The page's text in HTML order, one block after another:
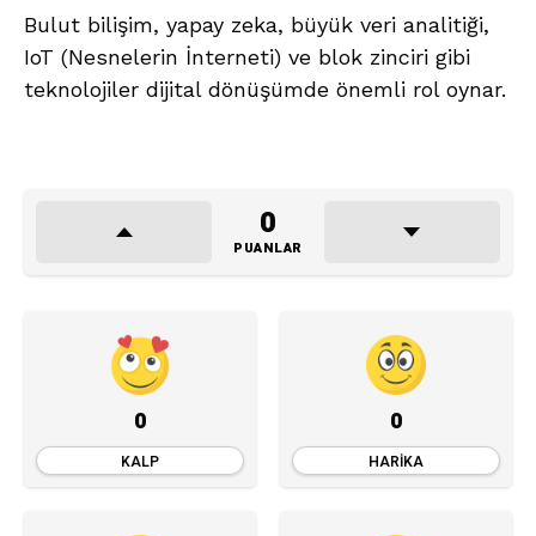
Bulut bilişim, yapay zeka, büyük veri analitiği,
IoT (Nesnelerin İnterneti) ve blok zinciri gibi
teknolojiler dijital dönüşümde önemli rol oynar.
0
PUANLAR
0
KALP
0
HARIKA